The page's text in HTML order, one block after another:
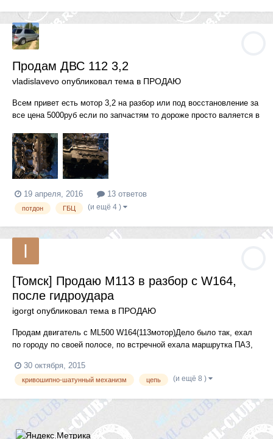
Продам ДВС 112 3,2
vladislavevo опубликовал тема в ПРОДАЮ
Всем привет есть мотор 3,2 на разбор или под восстановление за
все цена 5000руб если по запчастям то дороже просто валяется в
по 500руб отдам телефон для связи 89166073054 Москва
19 апреля, 2016 13 ответов
потдон ГБЦ (и ещё 4 )
[Томск] Продаю M113 в разбор с W164,
после гидроудара
igorgt опубликовал тема в ПРОДАЮ
Продам двигатель с ML500 W164(113мотор)Дело было так, ехал
по городу по своей полосе, по встречной ехала маршрутка ПАЗ,
лобовое стекло, а затем скатилась под капот, после чего авто
заглох и не завёлся. Снят, стоит в гараже. У кого есть ин...
30 октября, 2015
кривошипно-шатунный механизм цепь (и ещё 8 )